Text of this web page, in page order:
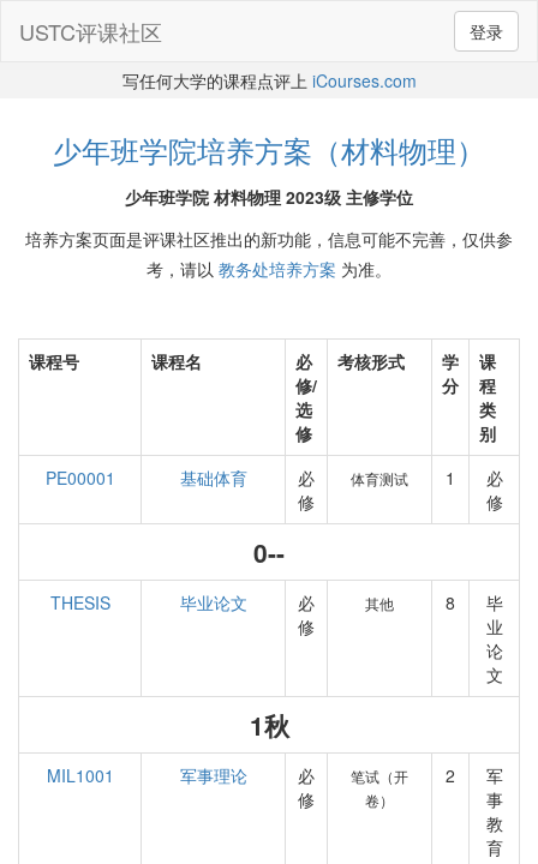
登录
USTC评课社区
写任何大学的课程点评上 iCourses.com
少年班学院培养方案（材料物理）
少年班学院 材料物理 2023级 主修学位
培养方案页面是评课社区推出的新功能，信息可能不完善，仅供参
考，请以 教务处培养方案 为准。
课程号 课程名
必
修/
选
修
考核形式
学
分
课
程
类
别
PE00001
基础体育
必
修
体育测试 1
必
修
0--
THESIS 毕业论文
必
修
其他 8
毕
业
论
文
1秋
MIL1001 军事理论
必
修
笔试（开
卷）
2
军
事
教
育